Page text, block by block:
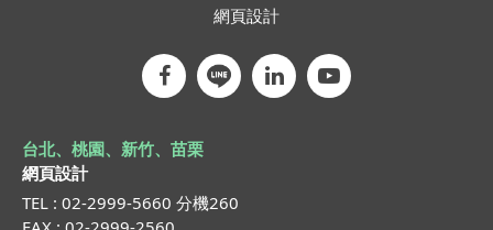
網頁設計
台北、桃園、新竹、苗栗
網頁設計
TEL : 02-2999-5660 分機260